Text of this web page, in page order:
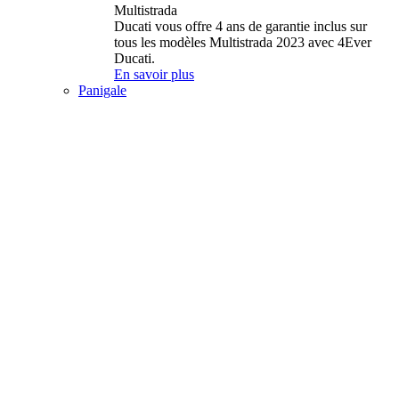
Multistrada
Ducati vous offre 4 ans de garantie inclus sur
tous les modèles Multistrada 2023 avec 4Ever
Ducati.
En savoir plus
Panigale